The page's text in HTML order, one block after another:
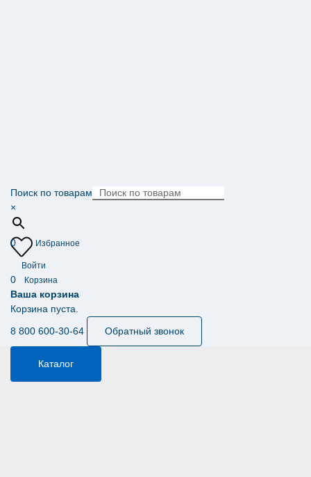
Поиск по товарам
×
0 Избранное
Войти
0 Корзина
Ваша корзина
Корзина пуста.
8 800 600-30-64
Обратный звонок
Каталог